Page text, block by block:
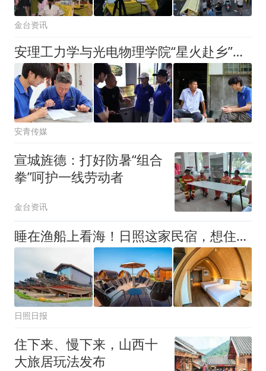
金台资讯
安理工力学与光电物理学院“星火赴乡”实践团赴旌德县华川村开展暑期社会实践
安青传媒
宣城旌德：打好防暑“组合
拳”呵护一线劳动者
金台资讯
睡在渔船上看海！日照这家民宿，想住得靠抢！
日照日报
住下来、慢下来，山西十
大旅居玩法发布